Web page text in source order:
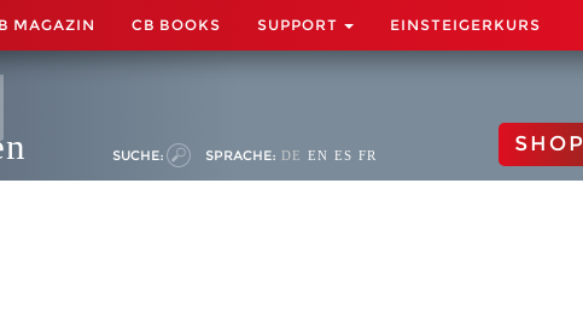
MAGAZIN CB BOOKS SUPPORT EINSTEIGERKURS
SUCHE: SPRACHE: DE EN ES FR SHOP